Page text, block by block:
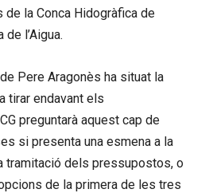
de la Conca Hidogràfica de
de l’Aigua.
Pere Aragonès ha situat la
tirar endavant els
preguntarà aquest cap de
si presenta una esmena a la
tramitació dels pressupostos, o
de la primera de les tres